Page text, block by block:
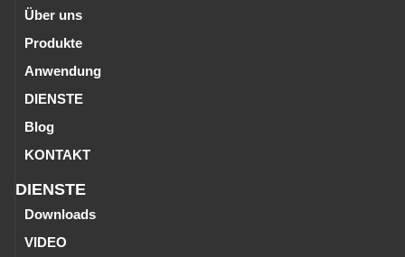
Über uns
Produkte
Anwendung
DIENSTE
Blog
KONTAKT
DIENSTE
Downloads
VIDEO